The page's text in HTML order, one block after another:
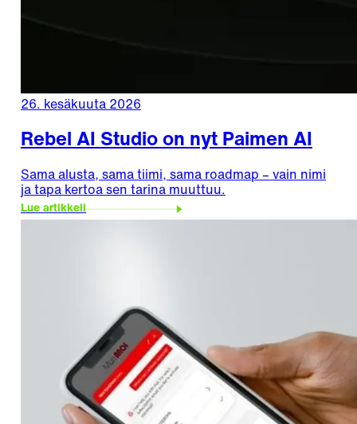
26. kesäkuuta 2026
Rebel AI Studio on nyt Paimen AI
Sama alusta, sama tiimi, sama roadmap – vain nimi
ja tapa kertoa sen tarina muuttuu.
Lue artikkeli